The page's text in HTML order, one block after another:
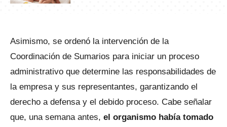
Asimismo, se ordenó la intervención de la
Coordinación de Sumarios para iniciar un proceso
administrativo que determine las responsabilidades de
la empresa y sus representantes, garantizando el
derecho a defensa y el debido proceso. Cabe señalar
que, una semana antes, el organismo había tomado